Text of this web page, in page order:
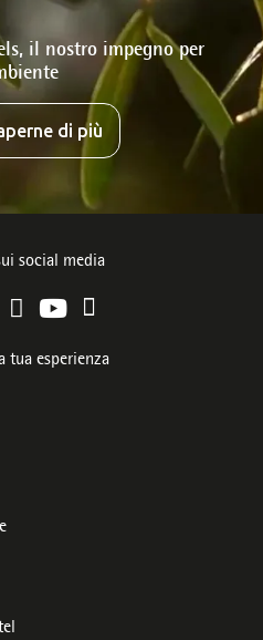
il nostro impegno per
di più
social media
tua esperienza